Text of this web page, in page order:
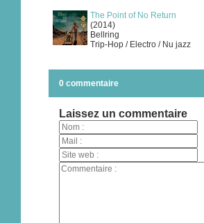
The Point of No Return
(2014)
Bellring
Trip-Hop / Electro / Nu jazz
0 commentaire
Laissez un commentaire